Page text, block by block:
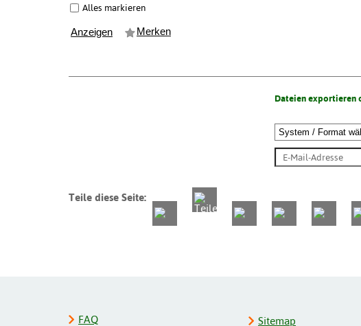
Alles markieren
Anzeigen Merken
Dateien exportieren
Teile diese Seite:
FAQ Sitemap